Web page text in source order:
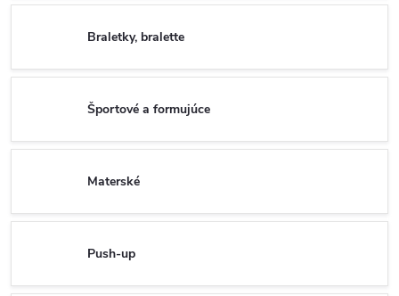
Braletky, bralette
Športové a formujúce
Materské
Push-up